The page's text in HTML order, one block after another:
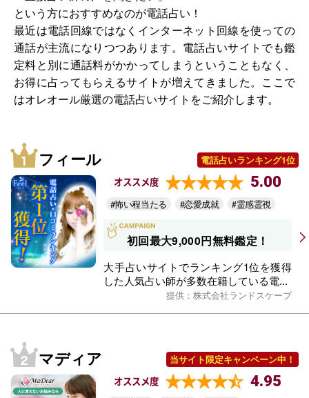
という方におすすめなのが電話占い！
最近は電話回線ではなくインターネット回線を使っての
通話が主流になりつつあります。電話占いサイトでも鑑
定料と別に通話料がかかってしまうということもなく、
お得に占ってもらえるサイトが増えてきました。ここで
はオレオール厳選の電話占いサイトをご紹介します。
フィール 電話占いランキング1位
オススメ度 5.00
#怖い程当たる #恋愛成就 #霊感霊視
初回最大9,000円無料鑑定！
大手占いサイトでランキング1位を獲得
した人気占い師が多数在籍している電...
提供：株式会社ランドスケープ
マディア 当サイト限定キャンペーン中！
オススメ度 4.95